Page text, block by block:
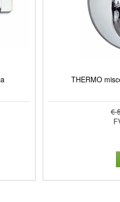
THERMO
€